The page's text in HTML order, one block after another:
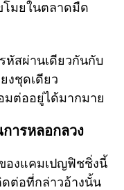
โมยในตลาดมืด
หัสผ่านเดียวกันกับ
งชุดเดียว
มต่ออยู่ได้มากมาย
ารหลอกลวง
องแคมเปญฟิชชิ่งนี้
ดต่อที่กล่าวอ้างนั้น